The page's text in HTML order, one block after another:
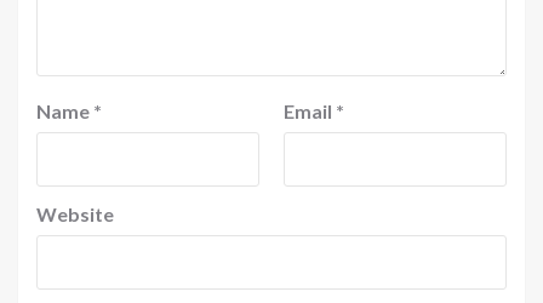
Name * Email *
Website